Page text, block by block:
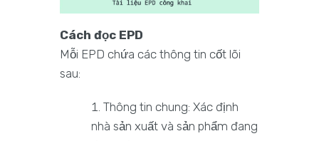
Cách đọc EPD
Mỗi EPD chứa các thông tin cốt lõi
sau:
Thông tin chung: Xác định
nhà sản xuất và sản phẩm đang